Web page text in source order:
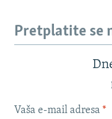
Pretplatite se
Vaša e-mail adresa *